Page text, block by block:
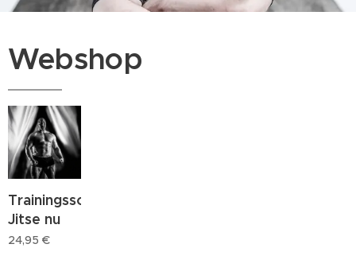
Webshop
Trainingsschema
Jitse nu
24,95 €